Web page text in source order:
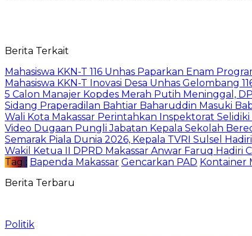
Berita Terkait
Mahasiswa KKN-T 116 Unhas Paparkan Enam
Mahasiswa KKN-T Inovasi Desa Unhas Gelombang
5 Calon Manajer Kopdes Merah Putih Meninggal,
Sidang Praperadilan Bahtiar Baharuddin Masuki
Wali Kota Makassar Perintahkan Inspektorat
Video Dugaan Pungli Jabatan Kepala Sekolah
Semarak Piala Dunia 2026, Kepala TVRI Sulsel
Wakil Ketua II DPRD Makassar Anwar Faruq Hadiri
Tag : Bapenda Makassar Gencarkan PAD Kontainer
Berita Terbaru
Politik